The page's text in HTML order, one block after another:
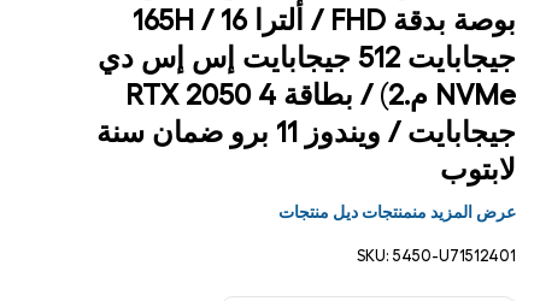
بوصة بدقة FHD / ألترا 165H / 16
جيجابايت 512 جيجابايت إس إس دي
NVMe م.2) / بطاقة RTX 2050 4
جيجابايت / ويندوز 11 برو ضمان سنة
لابتوب
عرض المزيد منمنتجات ديل منتجات
SKU: 5450-U71512401